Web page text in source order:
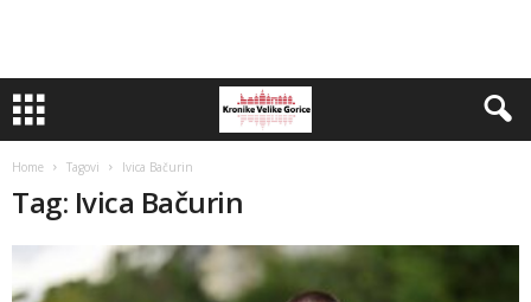
Home Tagovi Ivica Bačurin
Tag: Ivica Bačurin